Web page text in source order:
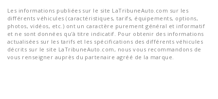
Les informations publiées sur le site LaTribuneAuto.com sur les
différents véhicules (caractéristiques, tarifs, équipements, options,
photos, vidéos, etc.) ont un caractère purement général et informatif
et ne sont données qu'à titre indicatif. Pour obtenir des informations
actualisées sur les tarifs et les spécifications des différents véhicules
décrits sur le site LaTribuneAuto.com, nous vous recommandons de
vous renseigner auprès du partenaire agréé de la marque.